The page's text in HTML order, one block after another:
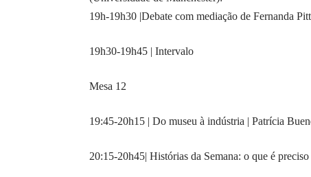
19h-19h30 |Debate com mediação de Fernanda
19h30-19h45 | Intervalo
Mesa 12
19:45-20h15 | Do museu à indústria | Patrícia
20:15-20h45| Histórias da Semana: o que é